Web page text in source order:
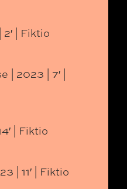
| Fiktio
| 2023 | 7′ |
| Fiktio
| 11′ | Fiktio